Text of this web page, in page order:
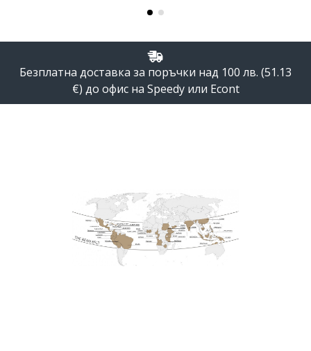
Безплатна доставка за поръчки над 100 лв. (51.13
€) до офис на Speedy или Econt